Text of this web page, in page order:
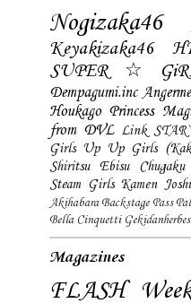
Nogizaka46
Keyakizaka46
Dempagumi.inc Angerme
Houkago Princess
from DVL Link
Girls Up Up Girls
Shiritsu Ebisu Chugaku
Steam Girls Kamen
Akihabara Backstage Pass
Bella Cinquetti
Magazines
FLASH